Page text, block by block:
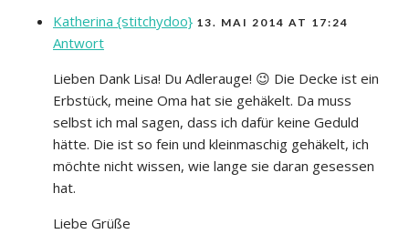
Katherina {stitchydoo} 13. MAI 2014 AT 17:24
Antwort
Lieben Dank Lisa! Du Adlerauge! 😉 Die Decke ist ein
Erbstück, meine Oma hat sie gehäkelt. Da muss
selbst ich mal sagen, dass ich dafür keine Geduld
hätte. Die ist so fein und kleinmaschig gehäkelt, ich
möchte nicht wissen, wie lange sie daran gesessen
hat.
Liebe Grüße